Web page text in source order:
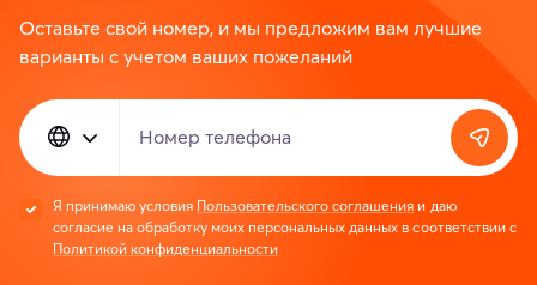
Оставьте свой номер, и мы предложим вам лучшие
варианты с учетом ваших пожеланий
Номер телефона
Я принимаю условия Пользовательского соглашения и даю
согласие на обработку моих персональных данных в соответствии с
Политикой конфиденциальности